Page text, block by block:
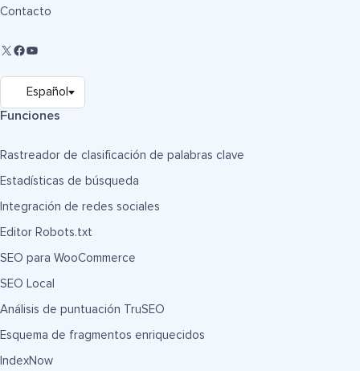
Contacto
Funciones
Rastreador de clasificación de palabras clave
Estadísticas de búsqueda
Integración de redes sociales
Editor Robots.txt
SEO para WooCommerce
SEO Local
Análisis de puntuación TruSEO
Esquema de fragmentos enriquecidos
IndexNow